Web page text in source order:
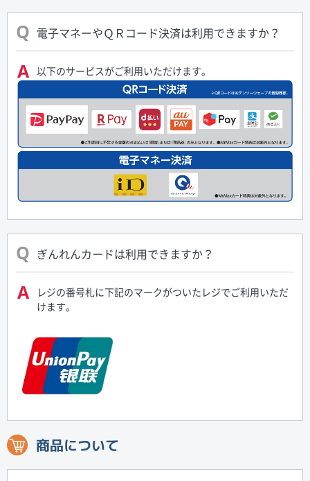
電子マネーやＱＲコード決済は利用できますか？
以下のサービスがご利用いただけます。
ぎんれんカードは利用できますか？
レジの番号札に下記のマークがついたレジでご利用いただ
けます。
商品について